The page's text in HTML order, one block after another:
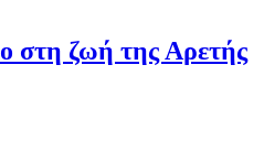
στη ζωή της Αρετής